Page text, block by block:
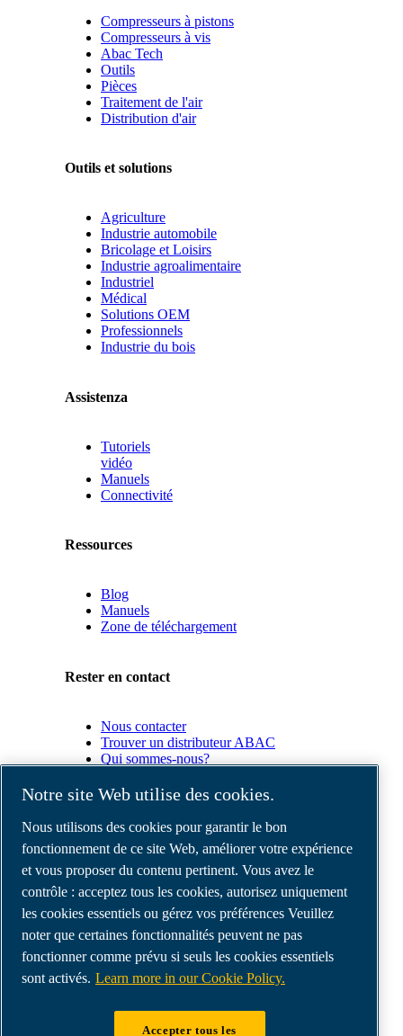
Compresseurs à pistons
Compresseurs à vis
Abac Tech
Outils
Pièces
Traitement de l'air
Distribution d'air
Outils et solutions
Agriculture
Industrie automobile
Bricolage et Loisirs
Industrie agroalimentaire
Industriel
Médical
Solutions OEM
Professionnels
Industrie du bois
Assistenza
Tutoriels
vidéo
Manuels
Connectivité
Ressources
Blog
Manuels
Zone de téléchargement
Rester en contact
Nous contacter
Trouver un distributeur ABAC
Qui sommes-nous?
Partenaires
Espace
Partenaires
commerciaux
E-
Connect
2.0
Portal
Notre site Web utilise des cookies.
Nous utilisons des cookies pour garantir le bon
fonctionnement de ce site Web, améliorer votre expérience
et vous proposer du contenu pertinent. Vous avez le
contrôle : acceptez tous les cookies, autorisez uniquement
les cookies essentiels ou gérez vos préférences Veuillez
noter que certaines fonctionnalités peuvent ne pas
fonctionner comme prévu si seuls les cookies essentiels
sont activés. Learn more in our Cookie Policy.
Accepter tous les